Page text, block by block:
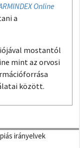
Online
a
mostantól
mint az orvosi
között.
irányelvek